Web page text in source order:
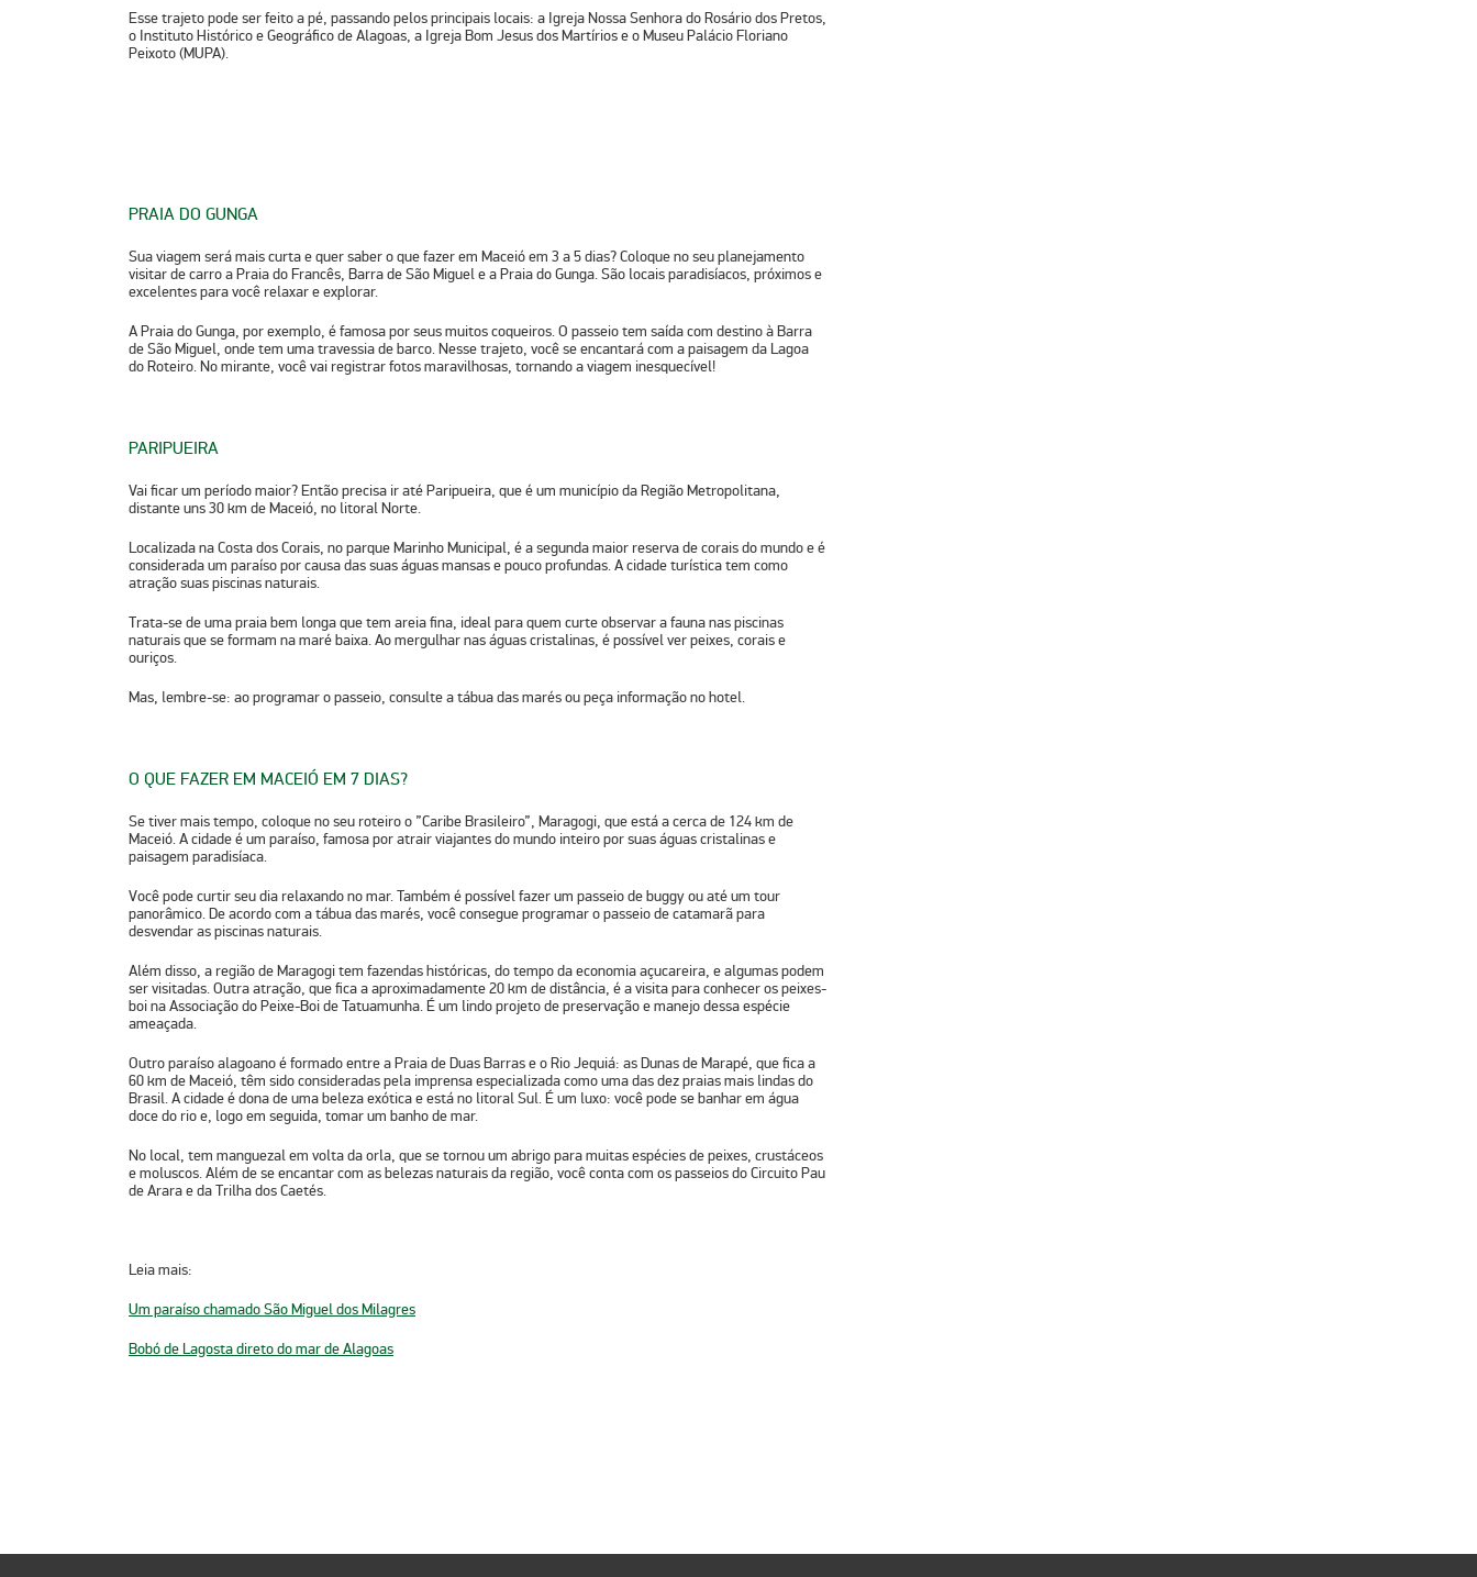
Esse trajeto pode ser feito a pé, passando pelos principais locais: a Igreja Nossa Senhora do Rosário dos Pretos,
o Instituto Histórico e Geográfico de Alagoas, a Igreja Bom Jesus dos Martírios e o Museu Palácio Floriano
Peixoto (MUPA).
PRAIA DO GUNGA
Sua viagem será mais curta e quer saber o que fazer em Maceió em 3 a 5 dias? Coloque no seu planejamento
visitar de carro a Praia do Francês, Barra de São Miguel e a Praia do Gunga. São locais paradisíacos, próximos e
excelentes para você relaxar e explorar.
A Praia do Gunga, por exemplo, é famosa por seus muitos coqueiros. O passeio tem saída com destino à Barra
de São Miguel, onde tem uma travessia de barco. Nesse trajeto, você se encantará com a paisagem da Lagoa
do Roteiro. No mirante, você vai registrar fotos maravilhosas, tornando a viagem inesquecível!
PARIPUEIRA
Vai ficar um período maior? Então precisa ir até Paripueira, que é um município da Região Metropolitana,
distante uns 30 km de Maceió, no litoral Norte.
Localizada na Costa dos Corais, no parque Marinho Municipal, é a segunda maior reserva de corais do mundo e é
considerada um paraíso por causa das suas águas mansas e pouco profundas. A cidade turística tem como
atração suas piscinas naturais.
Trata-se de uma praia bem longa que tem areia fina, ideal para quem curte observar a fauna nas piscinas
naturais que se formam na maré baixa. Ao mergulhar nas águas cristalinas, é possível ver peixes, corais e
ouriços.
Mas, lembre-se: ao programar o passeio, consulte a tábua das marés ou peça informação no hotel.
O QUE FAZER EM MACEIÓ EM 7 DIAS?
Se tiver mais tempo, coloque no seu roteiro o ”Caribe Brasileiro”, Maragogi, que está a cerca de 124 km de
Maceió. A cidade é um paraíso, famosa por atrair viajantes do mundo inteiro por suas águas cristalinas e
paisagem paradisíaca.
Você pode curtir seu dia relaxando no mar. Também é possível fazer um passeio de buggy ou até um tour
panorâmico. De acordo com a tábua das marés, você consegue programar o passeio de catamarã para
desvendar as piscinas naturais.
Além disso, a região de Maragogi tem fazendas históricas, do tempo da economia açucareira, e algumas podem
ser visitadas. Outra atração, que fica a aproximadamente​ 20 km de distância, é a visita para conhecer os peixes-
boi na Associação do Peixe-Boi de Tatuamunha. É um lindo projeto de preservação e manejo dessa espécie
ameaçada​.
Outro paraíso alagoano é formado entre a Praia de Duas Barras e o Rio Jequiá: as Dunas de Marapé, que fica a
60 km de Maceió, têm sido consideradas pela imprensa especializada como uma das dez praias mais lindas do
Brasil. A cidade é dona de uma beleza exótica e está no litoral Sul. É um luxo: você pode se banhar em água
doce do rio e, logo em seguida, tomar um banho de mar.
No local, tem manguezal em volta da orla, que se tornou um abrigo para muitas espécies de peixes, crustáceos
e moluscos. Além de se encantar com as belezas naturais da região, você conta com os passeios do Circuito Pau
de Arara e da Trilha dos Caetés.
Leia mais:
Um paraíso chamado São Miguel dos Milagres
Bobó de Lagosta direto do mar de Alagoas